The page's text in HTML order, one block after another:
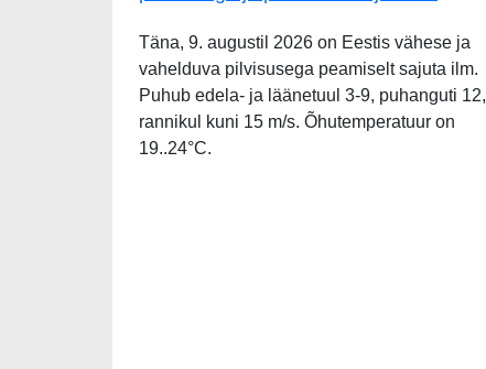
Täna, 9. augustil 2026 on Eestis vähese ja
vahelduva pilvisusega peamiselt sajuta ilm.
Puhub edela- ja läänetuul 3-9, puhanguti 12,
rannikul kuni 15 m/s. Õhutemperatuur on
19..24°C.